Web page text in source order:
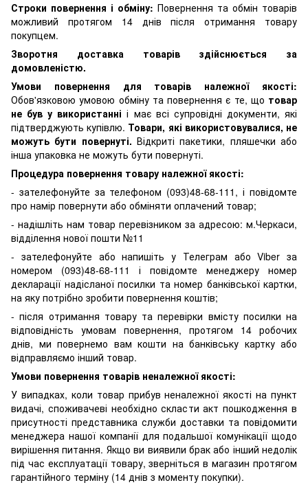
Строки повернення і обміну: Повернення та обмін товарів
можливий протягом 14 днів після отримання товару
покупцем.
Зворотня доставка товарів здійснюється за
домовленістю.
Умови повернення для товарів належної якості:
Обов'язковою умовою обміну та повернення є те, що товар
не був у використанні і має всі супровідні документи, які
підтверджують купівлю. Товари, які використовувалися, не
можуть бути повернуті. Відкриті пакетики, пляшечки або
інша упаковка не можуть бути повернуті.
Процедура повернення товару належної якості:
- зателефонуйте за телефоном (093)48-68-111, і повідомте
про намір повернути або обміняти оплачений товар;
- надішліть нам товар перевізником за адресою: м.Черкаси,
відділення нової пошти №11
- зателефонуйте або напишіть у Телеграм або Viber за
номером (093)48-68-111 і повідомте менеджеру номер
декларації надісланої посилки та номер банківської картки,
на яку потрібно зробити повернення коштів;
- після отримання товару та перевірки вмісту посилки на
відповідність умовам повернення, протягом 14 робочих
днів, ми повернемо вам кошти на банківську картку або
відправляємо інший товар.
Умови повернення товарів неналежної якості:
У випадках, коли товар прибув неналежної якості на пункт
видачі, споживачеві необхідно скласти акт пошкодження в
присутності представника служби доставки та повідомити
менеджера нашої компанії для подальшої комунікації щодо
вирішення питання. Якщо ви виявили брак або інший недолік
під час експлуатації товару, зверніться в магазин протягом
гарантійного терміну (14 днів з моменту покупки).